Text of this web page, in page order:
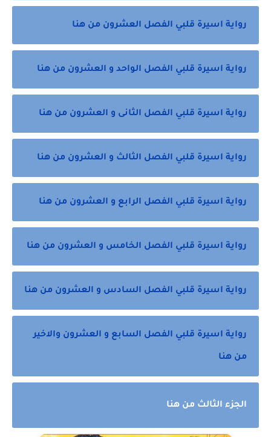
رواية اسيرة قلبي الفصل العشرون من هنا
رواية اسيرة قلبي الفصل الواحد و العشرون من هنا
رواية اسيرة قلبي الفصل الثانى و العشرون من هنا
رواية اسيرة قلبي الفصل الثالث و العشرون من هنا
رواية اسيرة قلبي الفصل الرابع و العشرون من هنا
رواية اسيرة قلبي الفصل الخامس و العشرون من هنا
رواية اسيرة قلبي الفصل السادس و العشرون من هنا
رواية اسيرة قلبي الفصل السابع و العشرون والاخير
من هنا
الجزء الثالث من هنا